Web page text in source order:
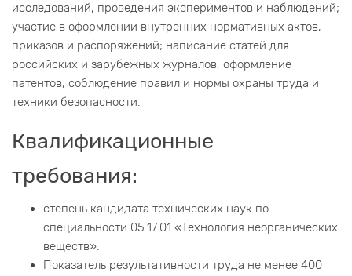
исследований, проведения экспериментов и наблюдений;
участие в оформлении внутренних нормативных актов,
приказов и распоряжений; написание статей для
российских и зарубежных журналов, оформление
патентов, соблюдение правил и нормы охраны труда и
техники безопасности.
Квалификационные
требования:
степень кандидата технических наук по
специальности 05.17.01 «Технология неорганических
веществ».
Показатель результативности труда не менее 400